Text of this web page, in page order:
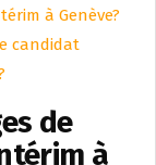
à Genève?
candidat
de
à